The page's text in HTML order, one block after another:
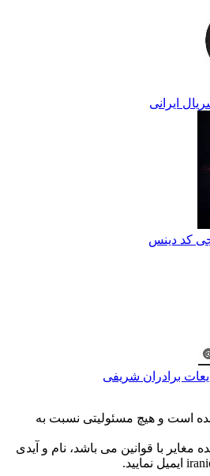
ایرانی
کد دینس
برادران شریفی
است و هیچ مسئولیتی نسبت به
مغایر با قوانین می باشد، نام و آیدی